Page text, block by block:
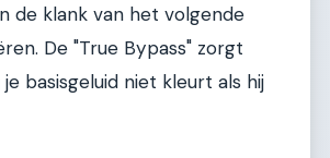
de klank van het volgende
De "True Bypass" zorgt
basisgeluid niet kleurt als hij